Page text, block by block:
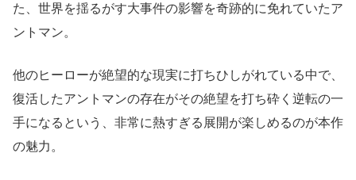
た、世界を揺るがす大事件の影響を奇跡的に免れていたア
ントマン。
他のヒーローが絶望的な現実に打ちひしがれている中で、
復活したアントマンの存在がその絶望を打ち砕く逆転の一
手になるという、非常に熱すぎる展開が楽しめるのが本作
の魅力。